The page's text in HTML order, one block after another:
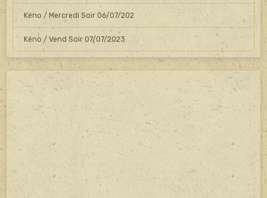
Kéno / Mercredi Soir 06/07/202
Kéno / Vend Soir 07/07/2023